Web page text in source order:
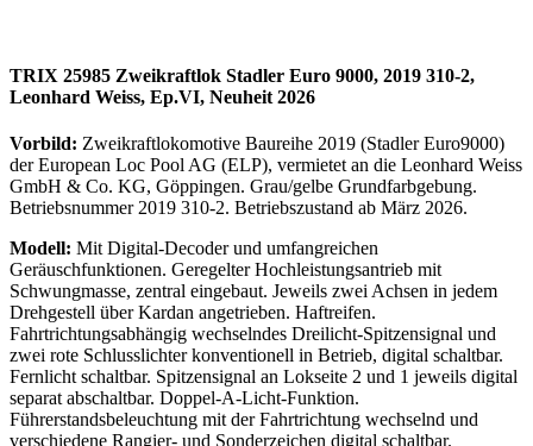
TRIX 25985 Zweikraftlok Stadler Euro 9000, 2019 310-2,
Leonhard Weiss, Ep.VI, Neuheit 2026
Vorbild: Zweikraftlokomotive Baureihe 2019 (Stadler Euro9000)
der European Loc Pool AG (ELP), vermietet an die Leonhard Weiss
GmbH & Co. KG, Göppingen. Grau/gelbe Grundfarbgebung.
Betriebsnummer 2019 310-2. Betriebszustand ab März 2026.
Modell: Mit Digital-Decoder und umfangreichen
Geräuschfunktionen. Geregelter Hochleistungsantrieb mit
Schwungmasse, zentral eingebaut. Jeweils zwei Achsen in jedem
Drehgestell über Kardan angetrieben. Haftreifen.
Fahrtrichtungsabhängig wechselndes Dreilicht-Spitzensignal und
zwei rote Schlusslichter konventionell in Betrieb, digital schaltbar.
Fernlicht schaltbar. Spitzensignal an Lokseite 2 und 1 jeweils digital
separat abschaltbar. Doppel-A-Licht-Funktion.
Führerstandsbeleuchtung mit der Fahrtrichtung wechselnd und
verschiedene Rangier- und Sonderzeichen digital schaltbar.